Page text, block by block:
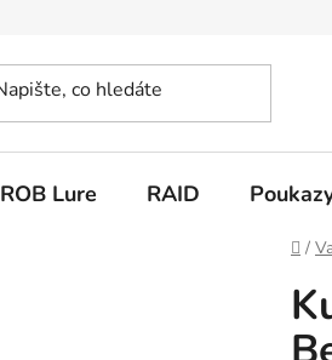
ROB Lure RAID
/